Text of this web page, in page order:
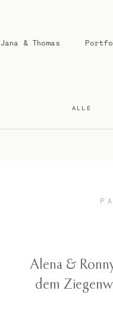
Jana & Thomas
ALLE
Alena &
dem